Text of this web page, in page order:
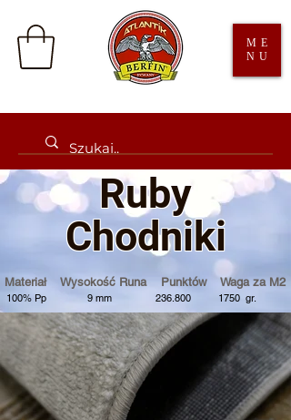
ME
NU
Ruby
Chodniki
Materiał Wysokość Runa Punktów Waga za M2
100% Pp 9 mm 236.800 1750 gr.